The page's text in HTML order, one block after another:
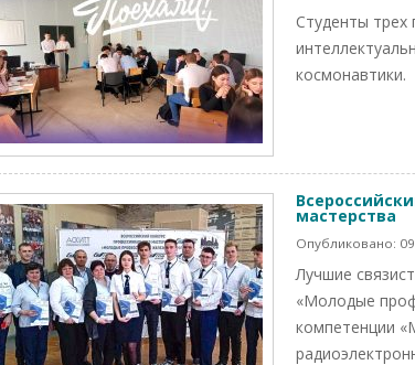
Студенты трех
космонавтики.
мастерства
Опубликовано:
Лучшие
«Молодые
компетенции